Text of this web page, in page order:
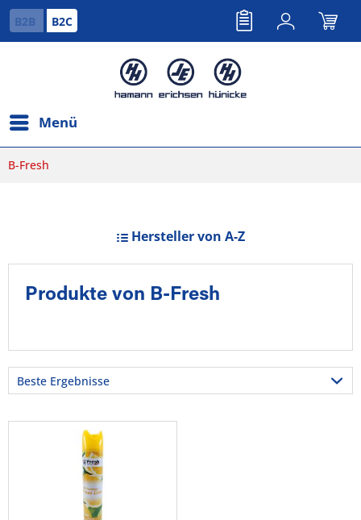
B2B B2C
Menü
B-Fresh
Hersteller von A-Z
Produkte von B-Fresh